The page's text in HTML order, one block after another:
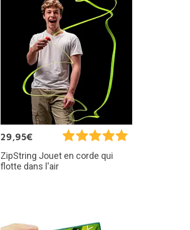
29,95€
ZipString Jouet en corde qui
flotte dans l'air